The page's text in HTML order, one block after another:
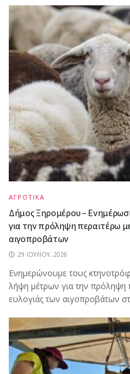
ΑΓΡΟΤΙΚΑ
Δήμος Ξηρομέρου –
για την πρόληψη περαιτέρω
αιγοπροβάτων
29 ΙΟΥΛΊΟΥ, 2026
Ενημερώνουμε τους
λήψη μέτρων για την πρόληψη
ευλογιάς των αιγοπροβάτων